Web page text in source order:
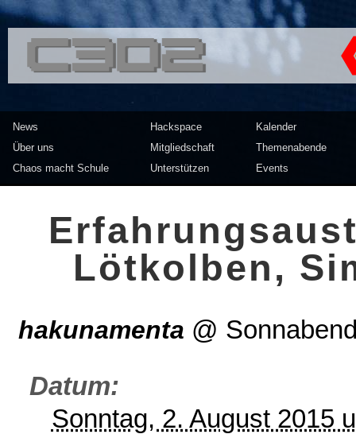
<<</>> Chaos Computer
News
Über uns
Chaos macht Schule
Hackspace
Mitgliedschaft
Unterstützen
Kalender
Themenabende
Events
Löt­kol­ben,
hakunamenta @
Datum
Sonntag, 2. August 2015